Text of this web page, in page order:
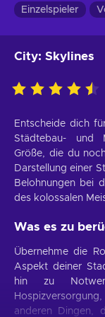
Einzelspieler
City: Skylines
Entscheide dich
Städtebau- und
Größe, die du
Darstellung einer
Belohnungen bei
des kolossalen
Was es zu
Übernehme die
Aspekt deiner
hin zu
anderen Dingen,